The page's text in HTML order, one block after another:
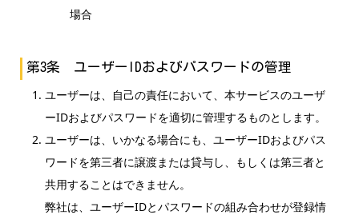
場合
第3条 ユーザーIDおよびパスワードの管理
ユーザーは、自己の責任において、本サービスのユーザ
ーIDおよびパスワードを適切に管理するものとします。
ユーザーは、いかなる場合にも、ユーザーIDおよびパス
ワードを第三者に譲渡または貸与し、もしくは第三者と
共用することはできません。
弊社は、ユーザーIDとパスワードの組み合わせが登録情